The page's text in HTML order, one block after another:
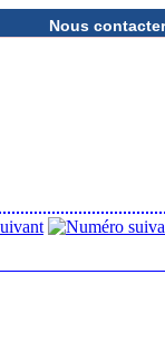
Nous contacter